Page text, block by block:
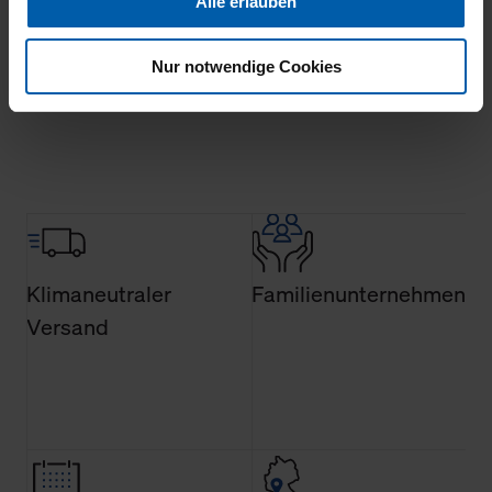
Werbung anzeigen zu können.
Klicken Sie auf "Alle erlauben", damit wir alle Cookies
dies mit einem Klick auf „Auswahl erlauben“ bestätigen.
Fall Sie nur die notwendigen Cookies erlauben möchten,
verwenden wir lediglich die erwähnten technisch
erforderlichen Cookies.
den Menüpunkt „Datenschutzeinstellungen“ können Sie
Nur notwendige Cookies
Mehr laden
Klimaneutraler
Versand
Familienunternehmen